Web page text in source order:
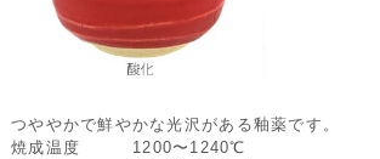
つややかで鮮やかな光沢がある釉薬です。
焼成温度
1200〜1240℃